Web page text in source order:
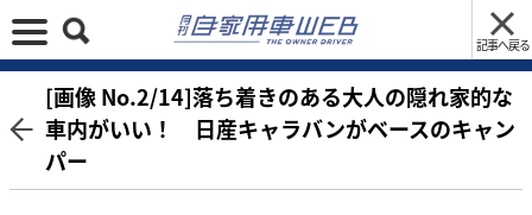
記事へ戻る
[画像 No.2/14]落ち着きのある大人の隠れ家的な
車内がいい！ 日産キャラバンがベースのキャン
パー